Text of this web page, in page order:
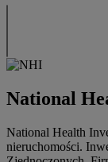
National
National Health
nieruchomości.